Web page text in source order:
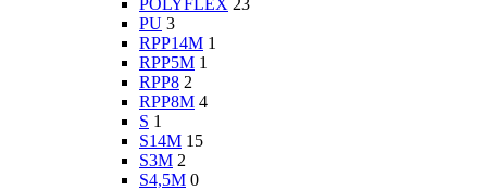
POLYFLEX 23
PU 3
RPP14M 1
RPP5M 1
RPP8 2
RPP8M 4
S 1
S14M 15
S3M 2
S4,5M 0